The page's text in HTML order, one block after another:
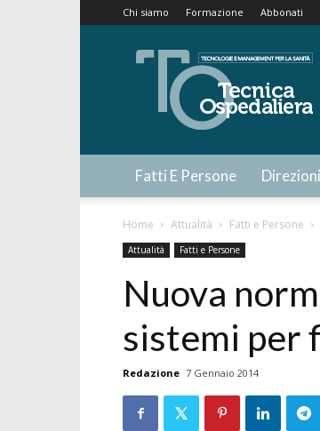
Chi siamo Formazione Abbonati
Tecnica
Ospedaliera
Fatti E Persone Direzioni
Home Attualità Fatti e Persone
Attualità Fatti e Persone
Nuova
sistemi per
Redazione 7 Gennaio 2014